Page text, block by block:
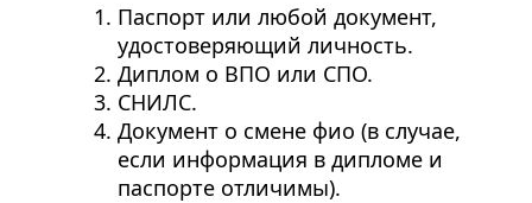
Паспорт или любой документ,
удостоверяющий личность.
Диплом о ВПО или СПО.
СНИЛС.
Документ о смене фио (в случае,
если информация в дипломе и
паспорте отличимы).